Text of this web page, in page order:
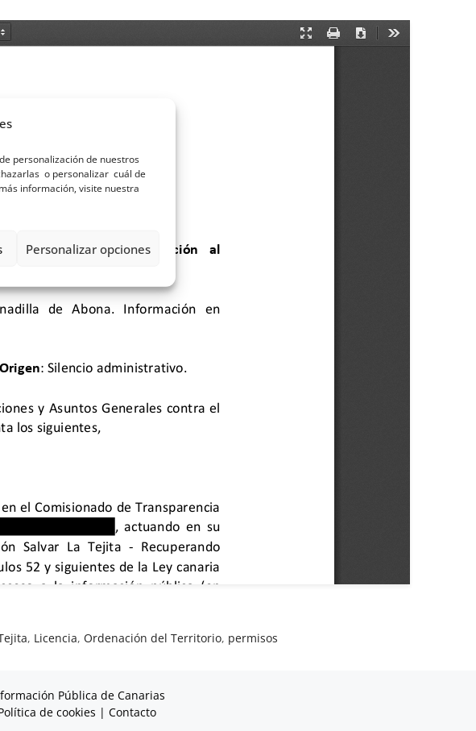
personalización de nuestros
o personalizar cuál de
información, visite nuestra
Personalizar opciones
, Licencia,Ordenación del Territorio, permisos
Pública de Canarias
de cookies | Contacto